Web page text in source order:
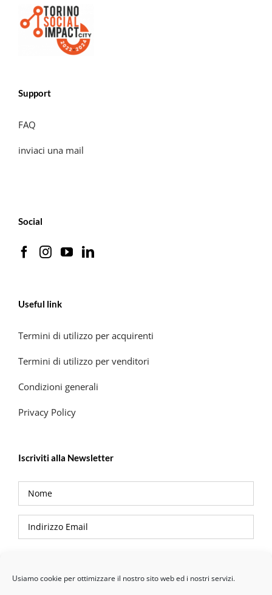
Usiamo cookie per ottimizzare il nostro sito web ed i nostri servizi.
Support
FAQ
inviaci una mail
Social
Useful link
Termini di utilizzo per acquirenti
Termini di utilizzo per venditori
Condizioni generali
Privacy Policy
Iscriviti alla Newsletter